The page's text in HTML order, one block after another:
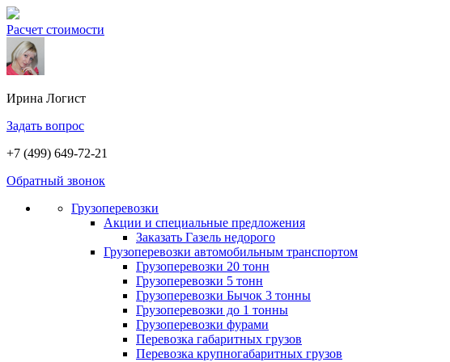
Расчет стоимости
Ирина Логист
Задать вопрос
+7 (499) 649-72-21
Обратный звонок
Грузоперевозки
Акции и специальные предложения
Заказать Газель недорого
Грузоперевозки автомобильным транспортом
Грузоперевозки 20 тонн
Грузоперевозки 5 тонн
Грузоперевозки Бычок 3 тонны
Грузоперевозки до 1 тонны
Грузоперевозки фурами
Перевозка габаритных грузов
Перевозка крупногабаритных грузов